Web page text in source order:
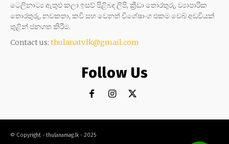
ටෙලිනාට්‍ය ඇතුළු කලා ඉසව් පිළිබඳ ලිපි, ක්‍රීඩා තොරතුරු, ව්‍යාපාරික
තොරතුරු, නවකතා, කවි සහ වෙනත් විශේෂාංග එකම වෙබ් අඩවියක්
තුළින් ජනගත කිරීම.
Contact us: thulanatv.lk@gmail.com
Follow Us
© Copyright - thulanamag.lk - 2025